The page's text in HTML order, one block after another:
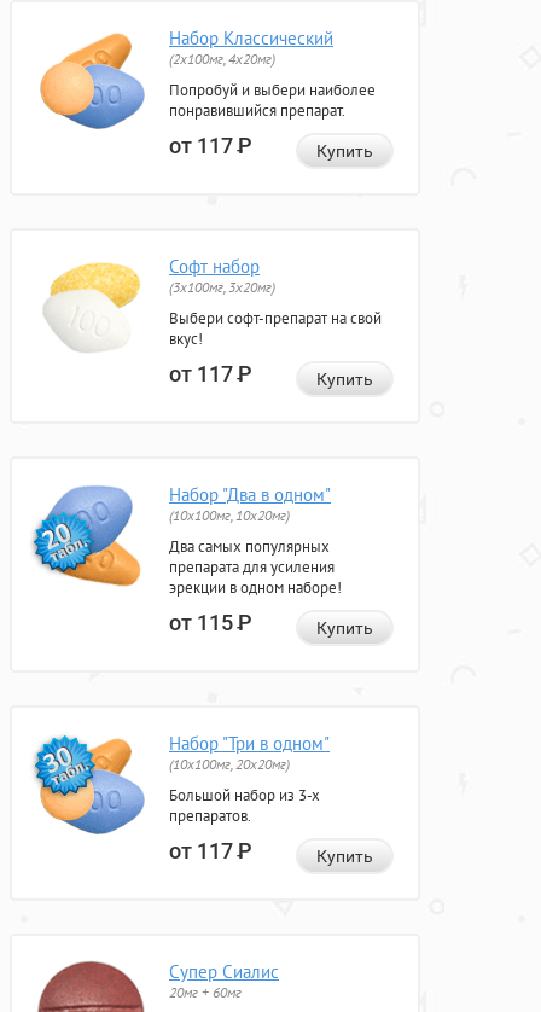
Набор Классический
(2x100мг, 4x20мг)
Попробуй и выбери наиболее
понравившийся препарат.
от 117Р Купить
Софт набор
(3x100мг, 3x20мг)
Выбери софт-препарат на свой
вкус!
от 117Р Купить
Набор "Два в одном"
(10x100мг, 10x20мг)
Два самых популярных
препарата для усиления
эрекции в одном наборе!
от 115Р Купить
Набор "Три в одном"
(10x100мг, 20x20мг)
Большой набор из 3-х
препаратов.
от 117Р Купить
Супер Сиалис
20мг + 60мг